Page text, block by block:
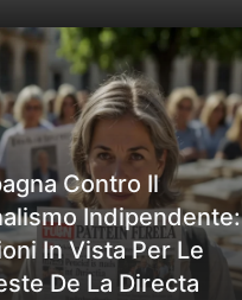
Contro Il
Indipendente:
In Vista Per Le
De La Directa